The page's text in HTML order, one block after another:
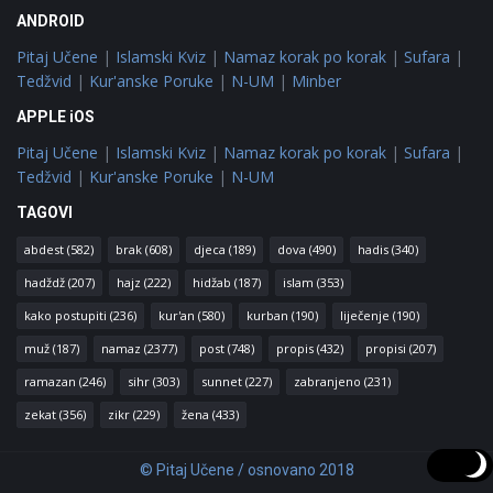
ANDROID
Pitaj Učene | Islamski Kviz | Namaz korak po korak | Sufara |
Tedžvid | Kur'anske Poruke | N-UM | Minber
APPLE iOS
Pitaj Učene | Islamski Kviz | Namaz korak po korak | Sufara |
Tedžvid | Kur'anske Poruke | N-UM
TAGOVI
abdest (582) brak (608) djeca (189) dova (490) hadis (340)
hadždž (207) hajz (222) hidžab (187) islam (353)
kako postupiti (236) kur'an (580) kurban (190) liječenje (190)
muž (187) namaz (2377) post (748) propis (432) propisi (207)
ramazan (246) sihr (303) sunnet (227) zabranjeno (231)
zekat (356) zikr (229) žena (433)
© Pitaj Učene / osnovano 2018